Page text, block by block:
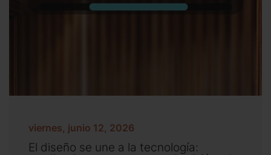
viernes, junio 12, 2026
El diseño se une a la tecnología: